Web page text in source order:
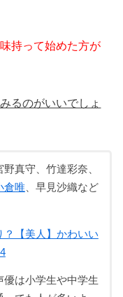
持って始めた方が
るのがいいでしょ
真守、竹達彩奈、
倉唯、早見沙織など
【美人】かわいい
は小学生や中学生